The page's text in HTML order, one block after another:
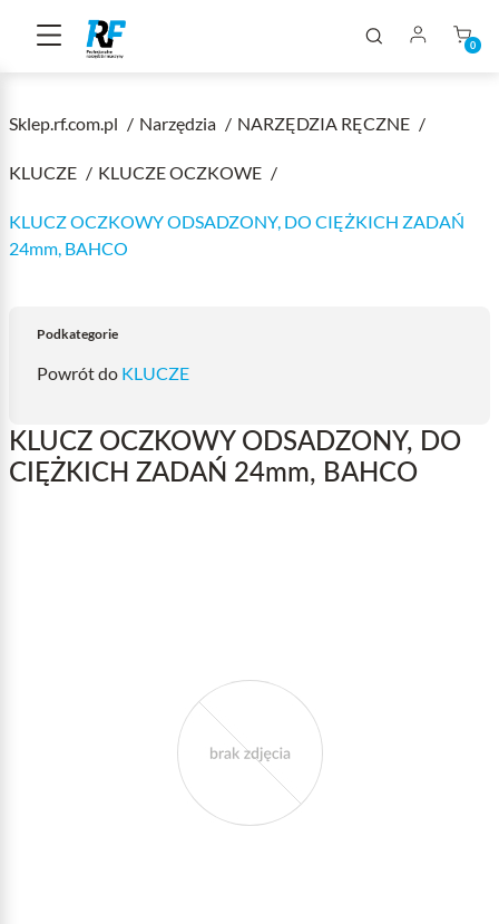
0
Sklep.rf.com.pl Narzędzia NARZĘDZIA RĘCZNE
KLUCZE KLUCZE OCZKOWE
KLUCZ OCZKOWY ODSADZONY, DO CIĘŻKICH ZADAŃ
24mm, BAHCO
Podkategorie
Powrót do KLUCZE
KLUCZ OCZKOWY ODSADZONY, DO
CIĘŻKICH ZADAŃ 24mm, BAHCO